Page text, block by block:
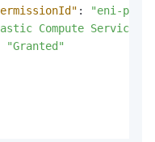
:
"eni-
Compute Service"
"Granted"